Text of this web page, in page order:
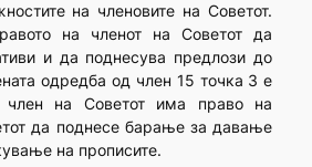
на членовите на Советот.
на членот на Советот да
и да поднесува предлози до
одредба од член 15 точка 3 е
член на Советот има право на
да поднесе барање за давање
на прописите.